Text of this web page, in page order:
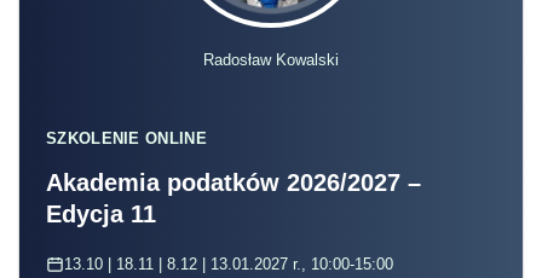
Radosław Kowalski
SZKOLENIE ONLINE
Akademia podatków 2026/2027 –
Edycja 11
13.10 | 18.11 | 8.12 | 13.01.2027 r., 10:00-15:00